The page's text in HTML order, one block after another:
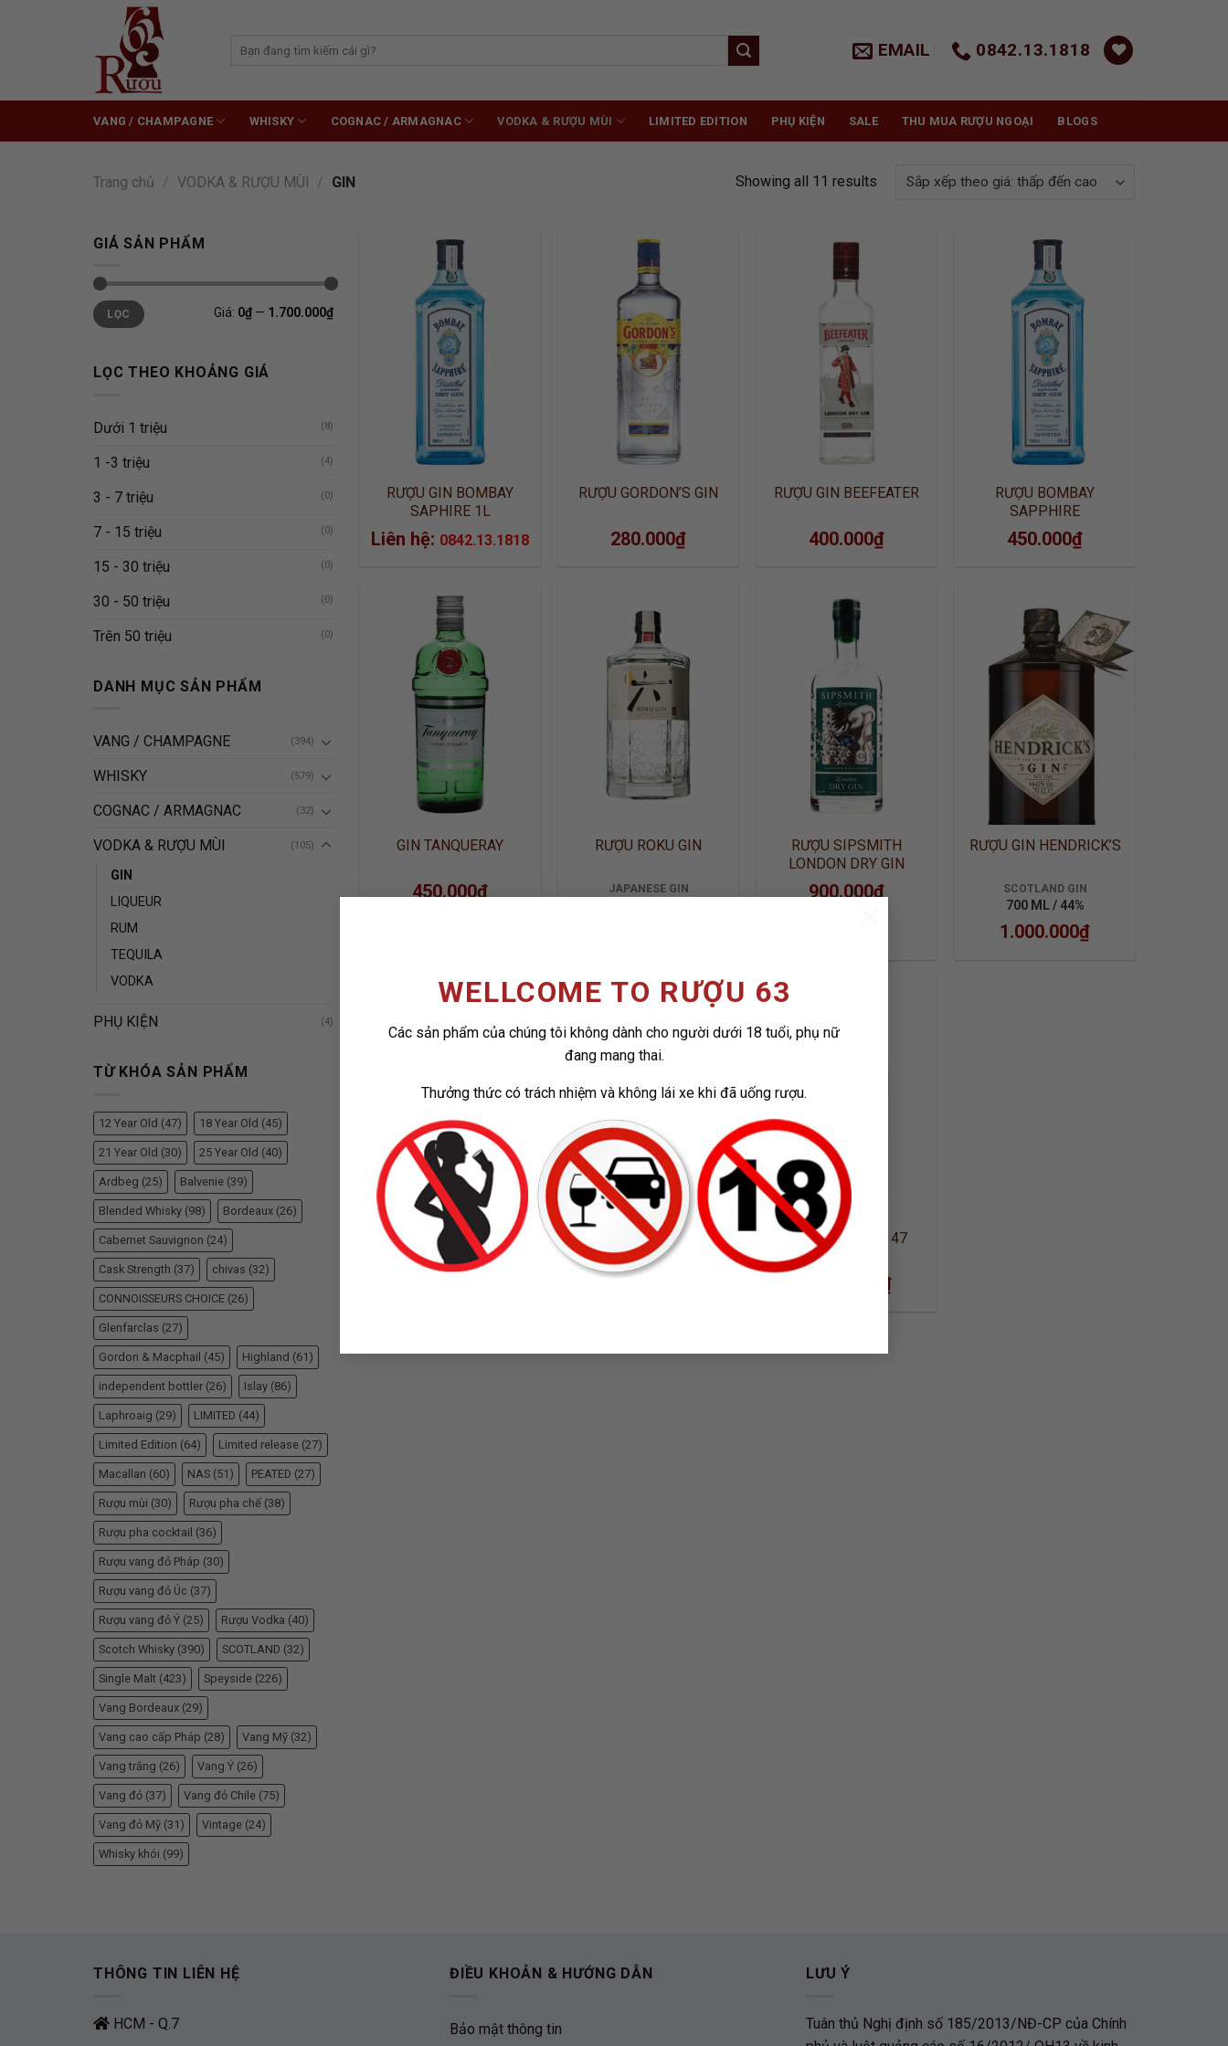
WELLCOME TO RƯỢU 63
Các sản phẩm của chúng tôi không dành cho người dưới 18 tuổi, phụ nữ
đang mang thai.
Thưởng thức có trách nhiệm và không lái xe khi đã uống rượu.
kiếm:
EMAIL 0842.13.1818
VANG / CHAMPAGNE WHISKY COGNAC / ARMAGNAC VODKA & RƯỢU MÙI LIMITED EDITION PHỤ KIỆN SALE THU MUA RƯỢU NGOẠI BLOGS
Trang chủ / VODKA & RƯỢU MÙI / GIN Showing all 11 results
GIÁ SẢN PHẨM
Giá
tối
thiểu
Giá
tối
đa
LỌC Giá: 0₫— 1.700.000₫
LỌC THEO KHOẢNG GIÁ
Dưới 1 triệu (8)
1 -3 triệu (4)
3 - 7 triệu (0)
7 - 15 triệu (0)
15 - 30 triệu (0)
30 - 50 triệu (0)
Trên 50 triệu (0)
DANH MỤC SẢN PHẨM
VANG / CHAMPAGNE (394)
WHISKY (579)
COGNAC / ARMAGNAC (32)
VODKA & RƯỢU MÙI (105)
GIN
LIQUEUR
RUM
TEQUILA
VODKA
PHỤ KIỆN (4)
TỪ KHÓA SẢN PHẨM
12 Year Old (47) 18 Year Old (45)
21 Year Old (30) 25 Year Old (40)
Ardbeg (25) Balvenie (39)
Blended Whisky (98) Bordeaux (26)
Cabernet Sauvignon (24)
Cask Strength (37) chivas (32)
CONNOISSEURS CHOICE (26)
Glenfarclas (27)
Gordon & Macphail (45) Highland (61)
independent bottler (26) Islay (86)
Laphroaig (29) LIMITED (44)
Limited Edition (64) Limited release (27)
Macallan (60) NAS (51) PEATED (27)
Rượu mùi (30) Rượu pha chế (38)
Rượu pha cocktail (36)
Rượu vang đỏ Pháp (30)
Rượu vang đỏ Úc (37)
Rượu vang đỏ Ý (25) Rượu Vodka (40)
Scotch Whisky (390) SCOTLAND (32)
Single Malt (423) Speyside (226)
Vang Bordeaux (29)
Vang cao cấp Pháp (28) Vang Mỹ (32)
Vang trắng (26) Vang Ý (26)
Vang đỏ (37) Vang đỏ Chile (75)
Vang đỏ Mỹ (31) Vintage (24)
Whisky khói (99)
ADD TO
RƯỢU GIN BOMBAY
SAPHIRE 1L
Liên hệ: 0842.13.1818
ADD TO
WISHLIST
RƯỢU GORDON’S GIN
280.000₫
WISHLIST
RƯỢU GIN BEEFEATER
400.000₫
ADD TO
WISHLIST
RƯỢU BOMBAY
SAPPHIRE
450.000₫
ADD TO
WISHLIST
GIN TANQUERAY
450.000₫
ADD TO
WISHLIST
RƯỢU ROKU GIN
JAPANESE GIN
WISHLIST
RƯỢU SIPSMITH
LONDON DRY GIN
900.000₫
ADD TO
RƯỢU GIN HENDRICK’S
SCOTLAND GIN
700 ML / 44%
1.000.000₫
RƯỢU TANQUERAY NO
TEN
RƯỢU GIN NO. 3
1.320.000
RƯỢU MONKEY 47
₫
THÔNG TIN LIÊN HỆ
HCM - Q.7
ĐIỀU KHOẢN & HƯỚNG DẪN
Bảo mật thông tin
LƯU Ý
Tuân thủ Nghị định số 185/2013/NĐ-CP của Chính